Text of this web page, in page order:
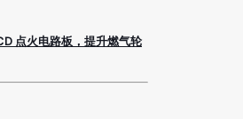
点火电路板，提升燃气轮